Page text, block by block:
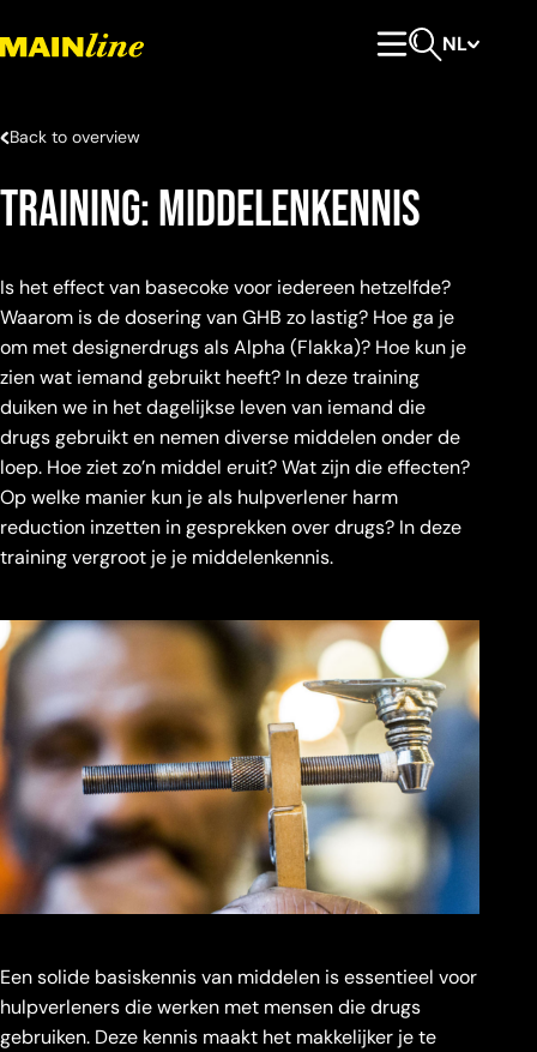
NL
Back to overview
Training: middelenkennis
Is het effect van basecoke voor iedereen hetzelfde?
Waarom is de dosering van GHB zo lastig? Hoe ga je
om met designerdrugs als Alpha (Flakka)? Hoe kun je
zien wat iemand gebruikt heeft? In deze training
duiken we in het dagelijkse leven van iemand die
drugs gebruikt en nemen diverse middelen onder de
loep. Hoe ziet zo’n middel eruit? Wat zijn die effecten?
Op welke manier kun je als hulpverlener harm
reduction inzetten in gesprekken over drugs? In deze
training vergroot je je middelenkennis.
Een solide basiskennis van middelen is essentieel voor
hulpverleners die werken met mensen die drugs
gebruiken. Deze kennis maakt het makkelijker je te